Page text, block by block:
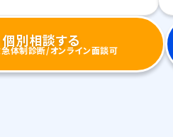
個別相談する
体制診断/オンライン面談可